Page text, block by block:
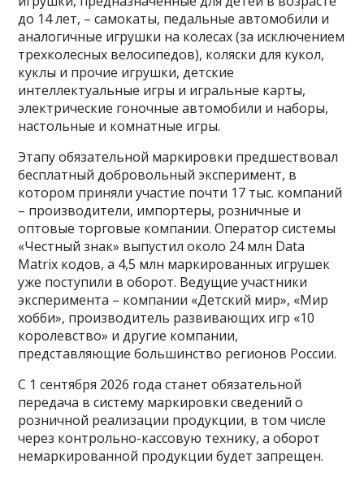
до 14 лет, – самокаты, педальные автомобили и
аналогичные игрушки на колесах (за исключением
трехколесных велосипедов), коляски для кукол,
куклы и прочие игрушки, детские
интеллектуальные игры и игральные карты,
электрические гоночные автомобили и наборы,
настольные и комнатные игры.
Этапу обязательной маркировки предшествовал
бесплатный добровольный эксперимент, в
котором приняли участие почти 17 тыс. компаний
– производители, импортеры, розничные и
оптовые торговые компании. Оператор системы
«Честный знак» выпустил около 24 млн Data
Matrix кодов, а 4,5 млн маркированных игрушек
уже поступили в оборот. Ведущие участники
эксперимента – компании «Детский мир», «Мир
хобби», производитель развивающих игр «10
королевство» и другие компании,
представляющие большинство регионов России.
С 1 сентября 2026 года станет обязательной
передача в систему маркировки сведений о
розничной реализации продукции, в том числе
через контрольно-кассовую технику, а оборот
немаркированной продукции будет запрещен.